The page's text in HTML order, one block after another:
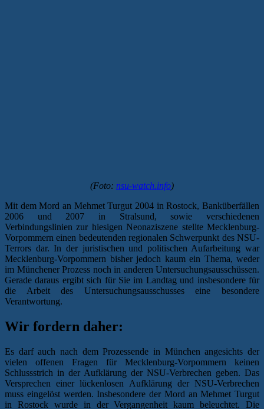
(Foto: nsu-watch.info)
Mit dem Mord an Mehmet Turgut 2004 in Rostock, Banküberfällen
2006 und 2007 in Stralsund, sowie verschiedenen
Verbindungslinien zur hiesigen Neonaziszene stellte Mecklenburg-
Vorpommern einen bedeutenden regionalen Schwerpunkt des NSU-
Terrors dar. In der juristischen und politischen Aufarbeitung war
Mecklenburg-Vorpommern bisher jedoch kaum ein Thema, weder
im Münchener Prozess noch in anderen Untersuchungsausschüssen.
Gerade daraus ergibt sich für Sie im Landtag und insbesondere für
die Arbeit des Untersuchungsausschusses eine besondere
Verantwortung.
Wir fordern daher:
Es darf auch nach dem Prozessende in München angesichts der
vielen offenen Fragen für Mecklenburg-Vorpommern keinen
Schlussstrich in der Aufklärung der NSU-Verbrechen geben. Das
Versprechen einer lückenlosen Aufklärung der NSU-Verbrechen
muss eingelöst werden. Insbesondere der Mord an Mehmet Turgut
in Rostock wurde in der Vergangenheit kaum beleuchtet. Die